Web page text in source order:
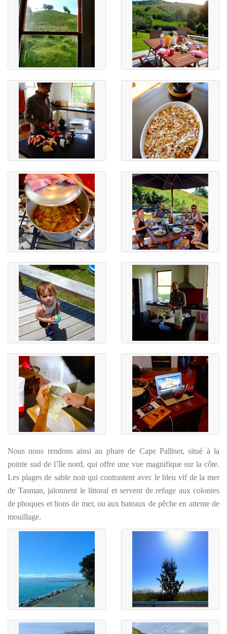
Nous nous rendons ainsi au phare de Cape Palliser, situé à la
pointe sud de l’île nord, qui offre une vue magnifique sur la côte.
Les plages de sable noir qui contrastent avec le bleu vif de la mer
de Tasman, jalonnent le littoral et servent de refuge aux colonies
de phoques et lions de mer, ou aux bateaux de pêche en attente de
mouillage.